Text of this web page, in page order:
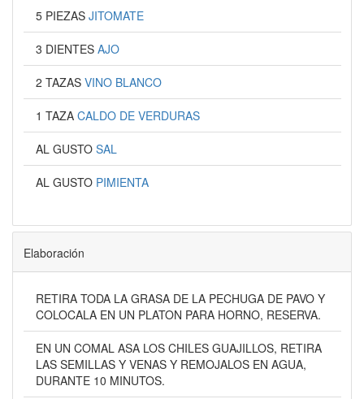
5 PIEZAS JITOMATE
3 DIENTES AJO
2 TAZAS VINO BLANCO
1 TAZA CALDO DE VERDURAS
AL GUSTO SAL
AL GUSTO PIMIENTA
Elaboración
RETIRA TODA LA GRASA DE LA PECHUGA DE PAVO Y
COLOCALA EN UN PLATON PARA HORNO, RESERVA.
EN UN COMAL ASA LOS CHILES GUAJILLOS, RETIRA
LAS SEMILLAS Y VENAS Y REMOJALOS EN AGUA,
DURANTE 10 MINUTOS.